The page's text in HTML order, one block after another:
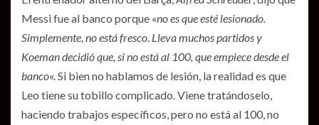
Messi fue al banco porque «no es que esté lesionado.
Simplemente, no está fresco. Lleva muchos partidos y
Koeman decidió que, si no está al 100, que empiece desde el
banco«. Si bien no hablamos de lesión, la realidad es que
Leo tiene su tobillo complicado. Viene tratándoselo,
haciendo trabajos específicos, pero no está al 100, no